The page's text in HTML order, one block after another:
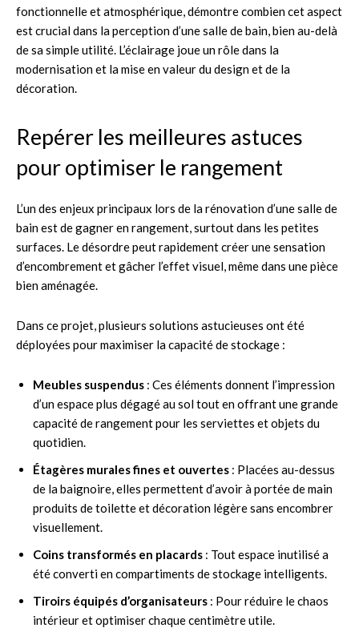
fonctionnelle et atmosphérique, démontre combien cet aspect
est crucial dans la perception d’une salle de bain, bien au-delà
de sa simple utilité. L’éclairage joue un rôle dans la
modernisation et la mise en valeur du design et de la
décoration.
Repérer les meilleures astuces
pour optimiser le rangement
L’un des enjeux principaux lors de la rénovation d’une salle de
bain est de gagner en rangement, surtout dans les petites
surfaces. Le désordre peut rapidement créer une sensation
d’encombrement et gâcher l’effet visuel, même dans une pièce
bien aménagée.
Dans ce projet, plusieurs solutions astucieuses ont été
déployées pour maximiser la capacité de stockage :
Meubles suspendus : Ces éléments donnent l’impression
d’un espace plus dégagé au sol tout en offrant une grande
capacité de rangement pour les serviettes et objets du
quotidien.
Étagères murales fines et ouvertes : Placées au-dessus
de la baignoire, elles permettent d’avoir à portée de main
produits de toilette et décoration légère sans encombrer
visuellement.
Coins transformés en placards : Tout espace inutilisé a
été converti en compartiments de stockage intelligents.
Tiroirs équipés d’organisateurs : Pour réduire le chaos
intérieur et optimiser chaque centimètre utile.